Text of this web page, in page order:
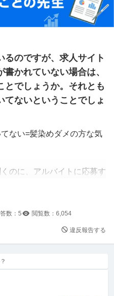
るのですが、求人サイト
かれていない場合は、
とでしょうか。それとも
てないということでしょ
ない=髪染めダメの方な気
のに、アルバイトに応募す
大丈夫ですかね？
数： 5 閲覧数： 6,054
違反報告する